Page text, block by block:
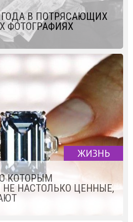
ГОДА В ПОТРЯСАЮЩИХ
ФОТОГРАФИЯХ
ЖИЗНЬ
КОТОРЫМ
НАСТОЛЬКО ЦЕННЫЕ,